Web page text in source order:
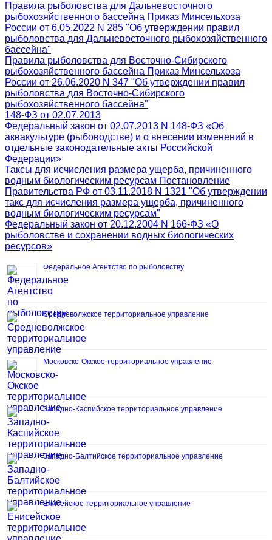
Правила рыболовства для Дальневосточного
рыбохозяйственного бассейна Приказ Минсельхоза
России от 6.05.2022 N 285 "Об утверждении правил
рыболовства для Дальневосточного рыбохозяйственного
бассейна"
Правила рыболовства для Восточно-Сибирского
рыбохозяйственного бассейна Приказ Минсельхоза
России от 26.06.2020 N 347 "Об утверждении правил
рыболовства для Восточно-Сибирского
рыбохозяйственного бассейна"
148-ФЗ от 02.07.2013
Федеральный закон от 02.07.2013 N 148-ФЗ «Об
аквакультуре (рыбоводстве) и о внесении изменений в
отдельные законодательные акты Российской
Федерации»
Таксы для исчисления размера ущерба, причиненного
водным биологическим ресурсам Постановление
Правительства РФ от 03.11.2018 N 1321 "Об утверждении
такс для исчисления размера ущерба, причиненного
водным биологическим ресурсам"
Федеральный закон от 20.12.2004 N 166-ФЗ «О
рыболовстве и сохранении водных биологических
ресурсов»
Федеральное Агентство по рыболовству
Средневолжское территориальное управление
Московско-Окское территориальное управление
Западно-Каспийское территориальное управление
Западно-Балтийское территориальное управление
Енисейское территориальное управление